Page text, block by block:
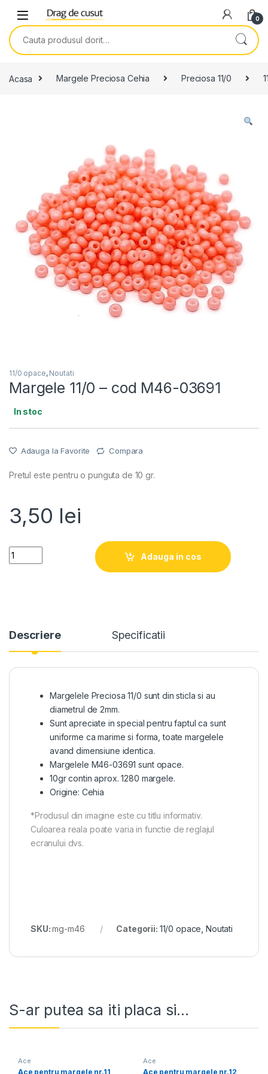
0
Search for:
Acasa Margele Preciosa Cehia Preciosa 11/0
11/0 opace, Noutati
Margele 11/0 – cod M46-03691
In stoc
Adauga la Favorite Compara
Pretul este pentru o punguta de 10 gr.
3,50 lei
Quantity
Adauga in cos
Descriere Specificatii
Margelele Preciosa 11/0 sunt din sticla si au
diametrul de 2mm.
Sunt apreciate in special pentru faptul ca sunt
uniforme ca marime si forma, toate margelele
avand dimensiune identica.
Margelele M46-03691 sunt opace.
10gr contin aprox. 1280 margele.
Origine: Cehia
*Produsul din imagine este cu titlu informativ.
Culoarea reala poate varia in functie de reglajul
ecranului dvs.
SKU:mg-m46 Categorii: 11/0 opace ,Noutati
S-ar putea sa iti placa si...
Ace
Ace pentru margele nr.11
Ace
Ace pentru margele nr.12